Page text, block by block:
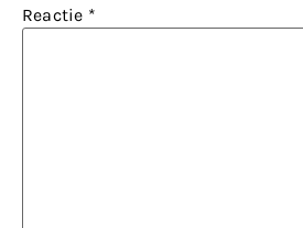
Reactie *